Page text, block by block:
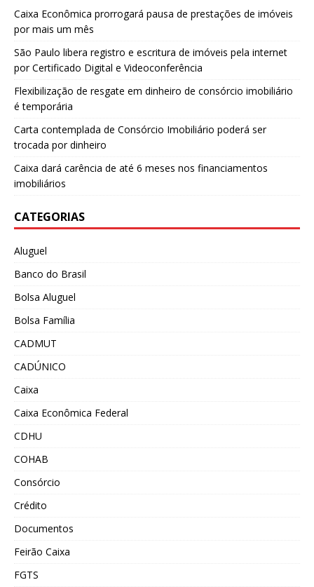
Caixa Econômica prorrogará pausa de prestações de imóveis
por mais um mês
São Paulo libera registro e escritura de imóveis pela internet
por Certificado Digital e Videoconferência
Flexibilização de resgate em dinheiro de consórcio imobiliário
é temporária
Carta contemplada de Consórcio Imobiliário poderá ser
trocada por dinheiro
Caixa dará carência de até 6 meses nos financiamentos
imobiliários
CATEGORIAS
Aluguel
Banco do Brasil
Bolsa Aluguel
Bolsa Família
CADMUT
CADÚNICO
Caixa
Caixa Econômica Federal
CDHU
COHAB
Consórcio
Crédito
Documentos
Feirão Caixa
FGTS